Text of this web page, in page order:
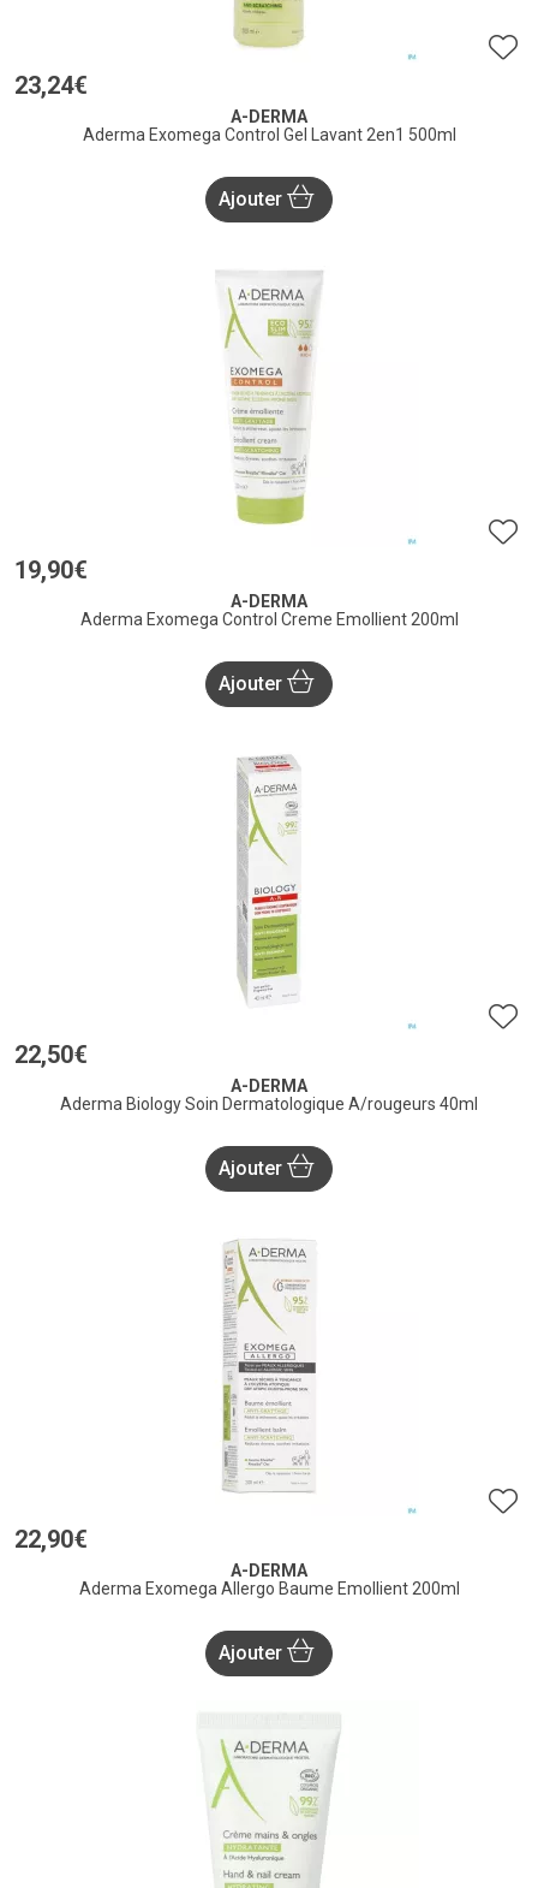
23,24€
A-DERMA
Aderma Exomega Control Gel Lavant 2en1 500ml
Ajouter
19,90€
A-DERMA
Aderma Exomega Control Creme Emollient 200ml
Ajouter
22,50€
A-DERMA
Aderma Biology Soin Dermatologique A/rougeurs 40ml
Ajouter
22,90€
A-DERMA
Aderma Exomega Allergo Baume Emollient 200ml
Ajouter